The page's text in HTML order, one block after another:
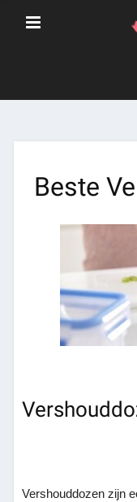
Beste
Vershouddozen zijn